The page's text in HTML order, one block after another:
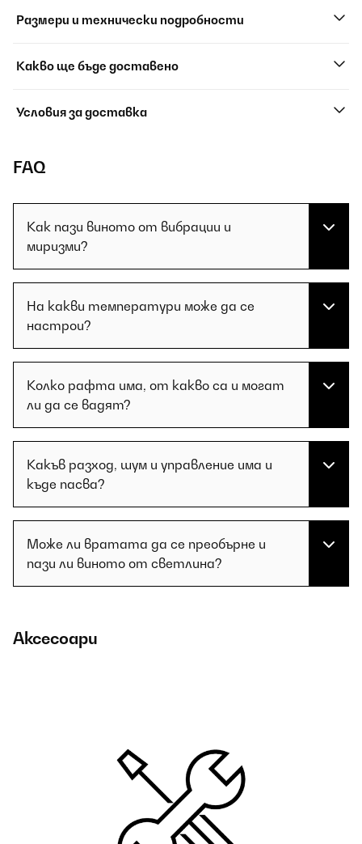
Размери и технически подробности
Какво ще бъде доставено
Условия за доставка
FAQ
Как пази виното от вибрации и
миризми?
На какви температури може да се
настрои?
Колко рафта има, от какво са и могат
ли да се вадят?
Какъв разход, шум и управление има и
къде пасва?
Може ли вратата да се преобърне и
пази ли виното от светлина?
Аксесоари